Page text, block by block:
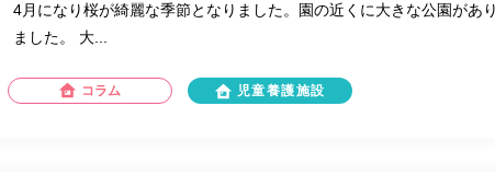
4月になり桜が綺麗な季節となりました。園の近くに大きな公園があ
ました。 大...
コラム 児童養護施設